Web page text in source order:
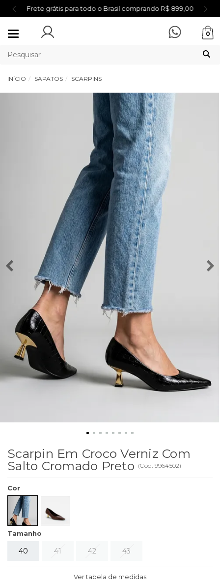
Frete grátis para todo o Brasil comprando R$ 899,00
Mudar
0
INÍCIO SAPATOS SCARPINS
Scarpin Em Croco Verniz Com
Salto Cromado Preto (Cód. 9964502)
Cor
Tamanho
40 41 42 43
Ver tabela de medidas